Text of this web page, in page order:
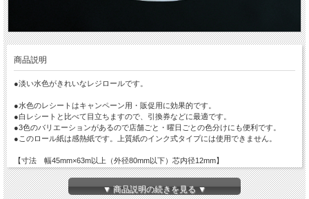
商品説明
●淡い水色がきれいなレジロールです。
●水色のレシートはキャンペーン用・販促用に効果的です。
●白レシートと比べて目立ちますので、引換券などに最適です。
●3色のバリエーションがあるので店舗ごと・曜日ごとの色分けにも便利です。
●このロール紙は感熱紙です。上質紙のインク式タイプには使用できません。
【寸法 幅45mm×63m以上（外径80mm以下）芯内径12mm】
※国産紙です。
▼ 商品説明の続きを見る ▼